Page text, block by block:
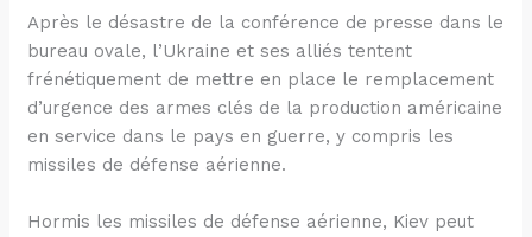
Après le désastre de la conférence de presse dans le
bureau ovale, l’Ukraine et ses alliés tentent
frénétiquement de mettre en place le remplacement
d’urgence des armes clés de la production américaine
en service dans le pays en guerre, y compris les
missiles de défense aérienne.
Hormis les missiles de défense aérienne, Kiev peut